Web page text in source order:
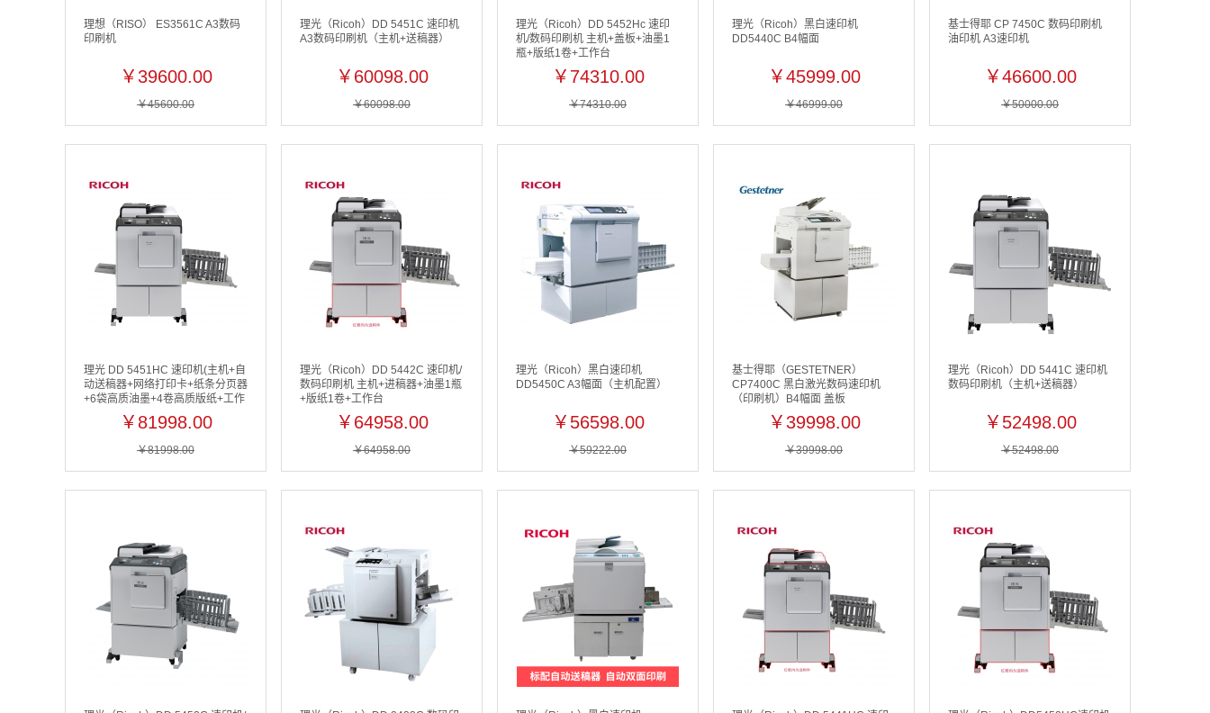
理想（RISO） ES3561C A3数码
印刷机
￥39600.00
￥45600.00
理光（Ricoh）DD 5451C 速印机
A3数码印刷机（主机+送稿器）
￥60098.00
￥60098.00
理光（Ricoh）DD 5452Hc 速印
机/数码印刷机 主机+盖板+油墨1
瓶+版纸1卷+工作台
￥74310.00
￥74310.00
理光（Ricoh）黑白速印机
DD5440C B4幅面
￥45999.00
￥46999.00
基士得耶 CP 7450C 数码印刷机
油印机 A3速印机
￥46600.00
￥50000.00
理光 DD 5451HC 速印机(主机+自
动送稿器+网络打印卡+纸条分页器
+6袋高质油墨+4卷高质版纸+工作
￥81998.00
￥81998.00
理光（Ricoh）DD 5442C 速印机/
数码印刷机 主机+进稿器+油墨1瓶
+版纸1卷+工作台
￥64958.00
￥64958.00
理光（Ricoh）黑白速印机
DD5450C A3幅面（主机配置）
￥56598.00
￥59222.00
基士得耶（GESTETNER）
CP7400C 黑白激光数码速印机
（印刷机）B4幅面 盖板
￥39998.00
￥39998.00
理光（Ricoh）DD 5441C 速印机
数码印刷机（主机+送稿器）
￥52498.00
￥52498.00